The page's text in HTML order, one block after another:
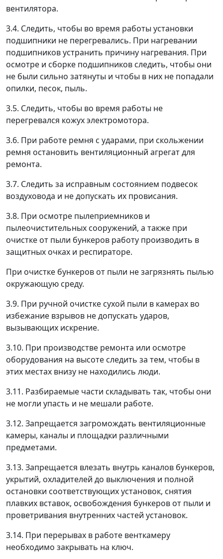
вентилятора.
3.4. Следить, чтобы во время работы установки
подшипники не перегревались. При нагревании
подшипников устранить причину нагревания. При
осмотре и сборке подшипников следить, чтобы они
не были сильно затянуты и чтобы в них не попадали
опилки, песок, пыль.
3.5. Следить, чтобы во время работы не
перегревался кожух электромотора.
3.6. При работе ремня с ударами, при скольжении
ремня остановить вентиляционный агрегат для
ремонта.
3.7. Следить за исправным состоянием подвесок
воздуховода и не допускать их провисания.
3.8. При осмотре пылеприемников и
пылеочистительных сооружений, а также при
очистке от пыли бункеров работу производить в
защитных очках и респираторе.
При очистке бункеров от пыли не загрязнять пылью
окружающую среду.
3.9. При ручной очистке сухой пыли в камерах во
избежание взрывов не допускать ударов,
вызывающих искрение.
3.10. При производстве ремонта или осмотре
оборудования на высоте следить за тем, чтобы в
этих местах внизу не находились люди.
3.11. Разбираемые части складывать так, чтобы они
не могли упасть и не мешали работе.
3.12. Запрещается загромождать вентиляционные
камеры, каналы и площадки различными
предметами.
3.13. Запрещается влезать внутрь каналов бункеров,
укрытий, охладителей до выключения и полной
остановки соответствующих установок, снятия
плавких вставок, освобождения бункеров от пыли и
проветривания внутренних частей установок.
3.14. При перерывах в работе венткамеру
необходимо закрывать на ключ.